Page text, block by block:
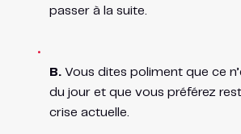
passer à la suite.
B.Vous dites poliment que ce
du jour et que vous préférez
crise actuelle.